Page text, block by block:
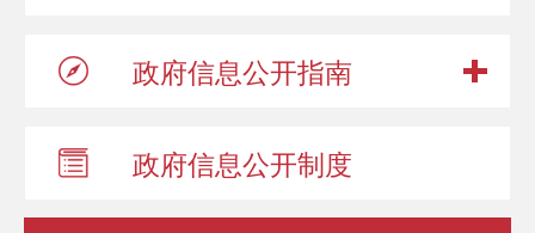
政府信息公开指南
政府信息公开制度